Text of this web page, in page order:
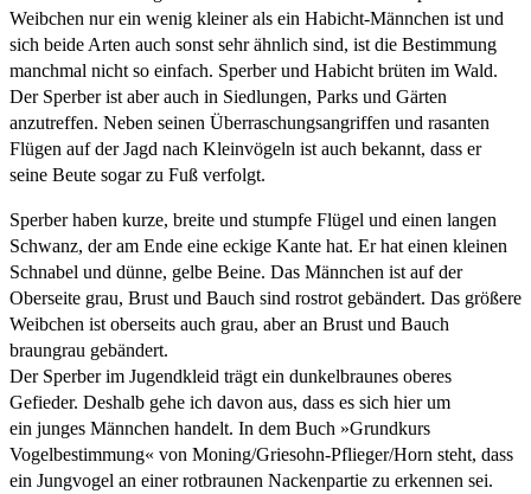
Weibchen nur ein wenig kleiner als ein Habicht-Männchen ist und
sich beide Arten auch sonst sehr ähnlich sind, ist die Bestimmung
manchmal nicht so einfach. Sperber und Habicht brüten im Wald.
Der Sperber ist aber auch in Siedlungen, Parks und Gärten
anzutreffen. Neben seinen Überraschungsangriffen und rasanten
Flügen auf der Jagd nach Kleinvögeln ist auch bekannt, dass er
seine Beute sogar zu Fuß verfolgt.
Sperber haben kurze, breite und stumpfe Flügel und einen langen
Schwanz, der am Ende eine eckige Kante hat. Er hat einen kleinen
Schnabel und dünne, gelbe Beine. Das Männchen ist auf der
Oberseite grau, Brust und Bauch sind rostrot gebändert. Das größere
Weibchen ist oberseits auch grau, aber an Brust und Bauch
braungrau gebändert.
Der Sperber im Jugendkleid trägt ein dunkelbraunes oberes
Gefieder. Deshalb gehe ich davon aus, dass es sich hier um
ein junges Männchen handelt. In dem Buch »Grundkurs
Vogelbestimmung« von Moning/Griesohn-Pflieger/Horn steht, dass
ein Jungvogel an einer rotbraunen Nackenpartie zu erkennen sei.